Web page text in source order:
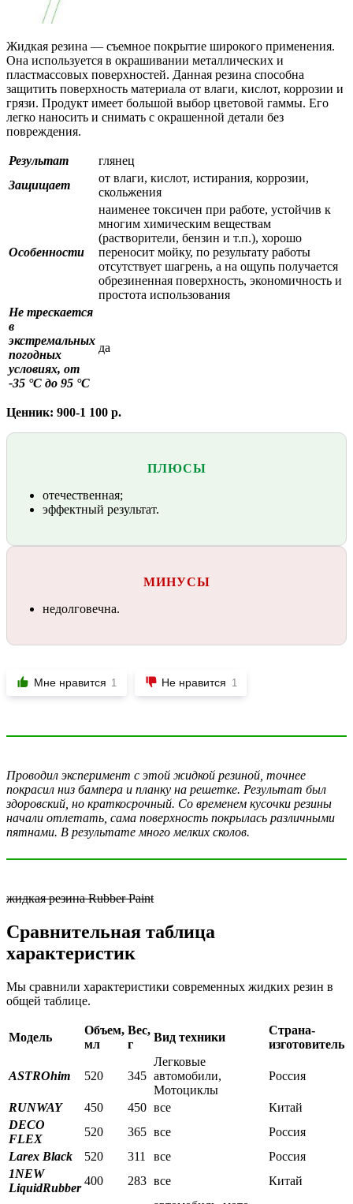
Жидкая резина — съемное покрытие широкого применения.
Она используется в окрашивании металлических и
пластмассовых поверхностей. Данная резина способна
защитить поверхность материала от влаги, кислот, коррозии и
грязи. Продукт имеет большой выбор цветовой гаммы. Его
легко наносить и снимать с окрашенной детали без
повреждения.
Результат
глянец
Защищает
от влаги, кислот, истирания, коррозии,
скольжения
Особенности
наименее токсичен при работе, устойчив к
многим химическим веществам
(растворители, бензин и т.п.), хорошо
переносит мойку, по результату работы
отсутствует шагрень, а на ощупь получается
обрезиненная поверхность, экономичность и
простота использования
Не трескается
в
экстремальных
погодных
условиях, от
-35 °С до 95 °С
да
Ценник: 900-1 100 р.
ПЛЮСЫ
отечественная;
эффектный результат.
МИНУСЫ
недолговечна.
Мне нравится 1 Не нравится 1
Проводил эксперимент с этой жидкой резиной, точнее
покрасил низ бампера и планку на решетке. Результат был
здоровский, но краткосрочный. Со временем кусочки резины
начали отлетать, сама поверхность покрылась различными
пятнами. В результате много мелких сколов.
жидкая резина Rubber Paint
Сравнительная таблица
характеристик
Мы сравнили характеристики современных жидких резин в
общей таблице.
Модель
Объем,
мл
Вес,
г
Вид техники
Страна-
изготовитель
ASTROhim 520 345
Легковые
автомобили,
Мотоциклы
Россия
RUNWAY 450 450 все
Китай
DECO
FLEX
520 365 все
Россия
Larex Black
520 311 все
Россия
1NEW
LiquidRubber
400 283 все
Китай